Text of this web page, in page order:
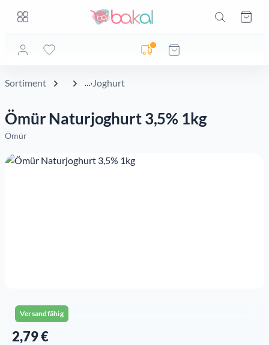
Zum Hauptinhalt springen
Lieferadresse noch nicht geprüft
Sortiment Joghurt
Ömür Naturjoghurt 3,5% 1kg
Ömür
Bildergalerie überspringen
Versandfähig
Regulärer Preis:
2,79 €